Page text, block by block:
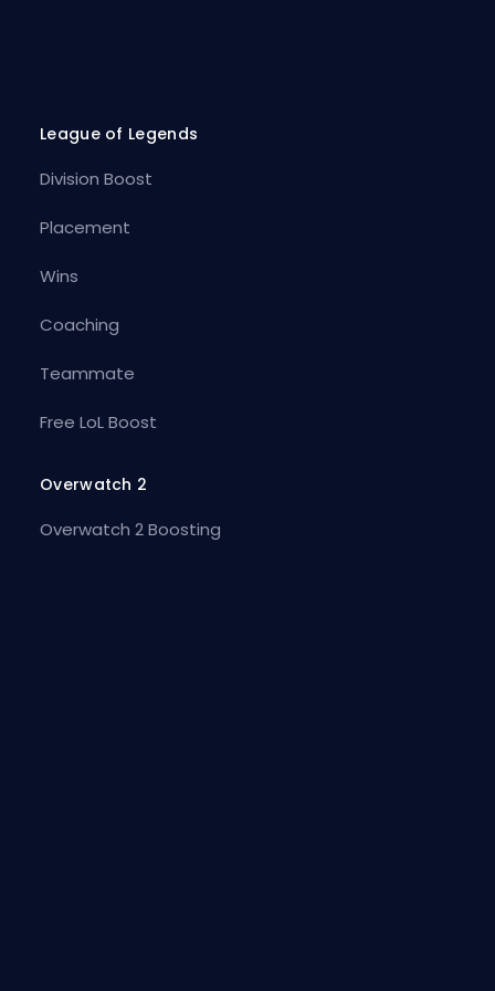
League of Legends
Division Boost
Placement
Wins
Coaching
Teammate
Free LoL Boost
Overwatch 2
Overwatch 2 Boosting